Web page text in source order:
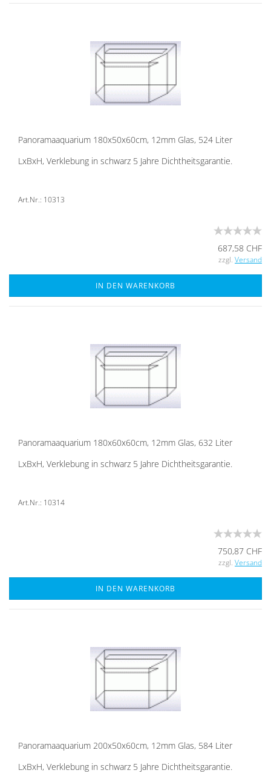
Pan­ora­ma­aqua­ri­um 180x50x60cm, 12mm Glas, 524 Liter
LxBxH, Ver­kle­bung in schwarz 5 Jahre Dicht­heits­ga­ran­tie.
Art.Nr.: 10313
687,58 CHF
zzgl. Versand
IN DEN WARENKORB
Pan­ora­ma­aqua­ri­um 180x60x60cm, 12mm Glas, 632 Liter
LxBxH, Ver­kle­bung in schwarz 5 Jahre Dicht­heits­ga­ran­tie.
Art.Nr.: 10314
750,87 CHF
zzgl. Versand
IN DEN WARENKORB
Pan­ora­ma­aqua­ri­um 200x50x60cm, 12mm Glas, 584 Liter
LxBxH, Ver­kle­bung in schwarz 5 Jahre Dicht­heits­ga­ran­tie.